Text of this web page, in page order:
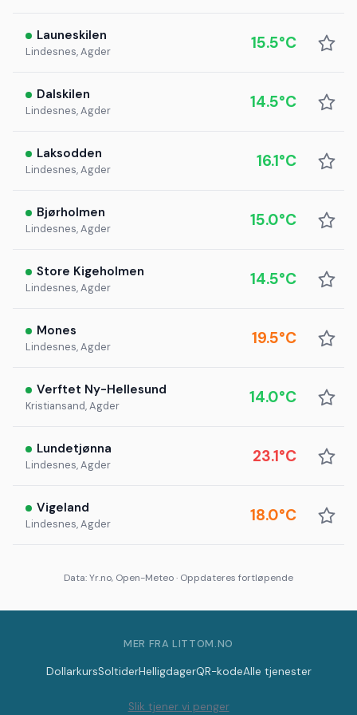
Launeskilen
Lindesnes, Agder 15.5°C
Dalskilen
Lindesnes, Agder 14.5°C
Laksodden
Lindesnes, Agder 16.1°C
Bjørholmen
Lindesnes, Agder 15.0°C
Store Kigeholmen
Lindesnes, Agder 14.5°C
Mones
Lindesnes, Agder 19.5°C
Verftet Ny-Hellesund
Kristiansand, Agder 14.0°C
Lundetjønna
Lindesnes, Agder 23.1°C
Vigeland
Lindesnes, Agder 18.0°C
Data: Yr.no, Open-Meteo · Oppdateres fortløpende
MER FRA LITTOM.NO
DollarkursSoltiderHelligdagerQR-kodeAlle tjenester
Slik tjener vi penger